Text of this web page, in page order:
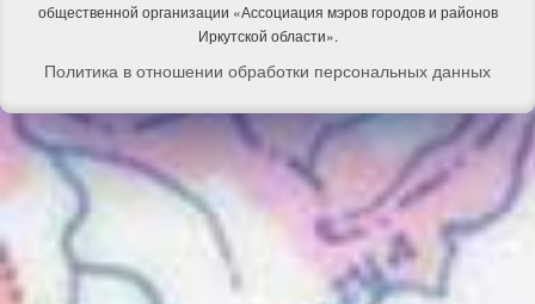
общественной организации «Ассоциация мэров городов и районов
Иркутской области».
Политика в отношении обработки персональных данных